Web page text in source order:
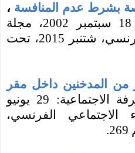
بشرط عدم المنافسة ،
مجلة
شتنبر 2015، تحت
من المدخنين داخل مقر
، م ن فر، الغرفة الاجتماعية: 29 يونيو
الاجتماعي الفرنسي،